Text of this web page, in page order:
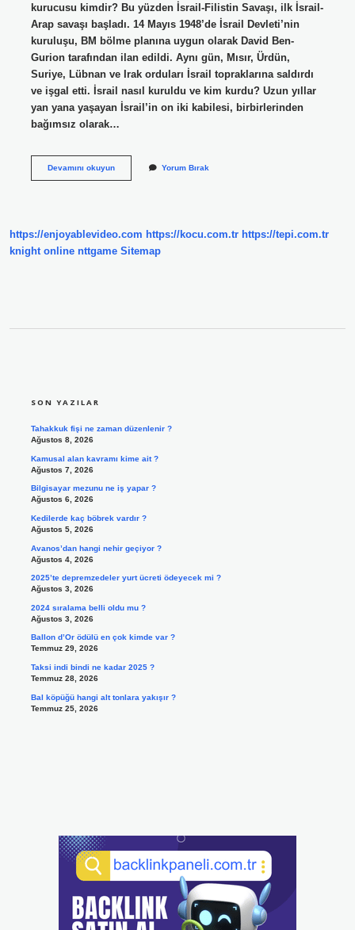
kurucusu kimdir? Bu yüzden İsrail-Filistin Savaşı, ilk İsrail-
Arap savaşı başladı. 14 Mayıs 1948’de İsrail Devleti’nin
kuruluşu, BM bölme planına uygun olarak David Ben-
Gurion tarafından ilan edildi. Aynı gün, Mısır, Ürdün,
Suriye, Lübnan ve Irak orduları İsrail topraklarına saldırdı
ve işgal etti. İsrail nasıl kuruldu ve kim kurdu? Uzun yıllar
yan yana yaşayan İsrail’in on iki kabilesi, birbirlerinden
bağımsız olarak…
Devamını okuyunIsrail
Yorum Bırak
https://enjoyablevideo.com https://kocu.com.tr https://tepi.com.tr
knight online nttgame Sitemap
SON YAZILAR
Tahakkuk fişi ne zaman düzenlenir ?
Ağustos 8, 2026
Kamusal alan kavramı kime ait ?
Ağustos 7, 2026
Bilgisayar mezunu ne iş yapar ?
Ağustos 6, 2026
Kedilerde kaç böbrek vardır ?
Ağustos 5, 2026
Avanos’dan hangi nehir geçiyor ?
Ağustos 4, 2026
2025’te depremzedeler yurt ücreti ödeyecek mi ?
Ağustos 3, 2026
2024 sıralama belli oldu mu ?
Ağustos 3, 2026
Ballon d’Or ödülü en çok kimde var ?
Temmuz 29, 2026
Taksi indi bindi ne kadar 2025 ?
Temmuz 28, 2026
Bal köpüğü hangi alt tonlara yakışır ?
Temmuz 25, 2026